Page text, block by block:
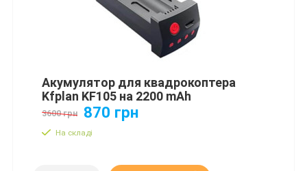
Акумулятор для квадрокоптера
Kfplan KF105 на 2200 mAh
3600 грн 870 грн
На складі